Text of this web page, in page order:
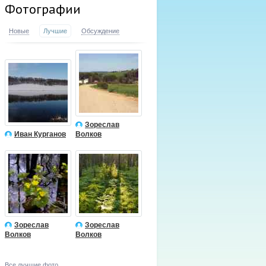
Фотографии
Новые Лучшие Обсуждение
Иван Курганов
Зореслав
Волков
Зореслав
Волков
Зореслав
Волков